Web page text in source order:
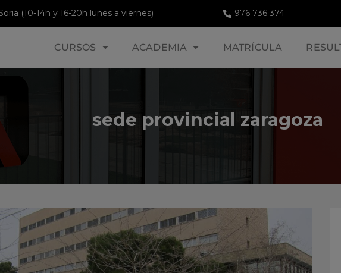
(10-14h y 16-20h lunes a viernes) 976 736 374
CURSOS ACADEMIA MATRÍCULA
sede provincial zaragoza